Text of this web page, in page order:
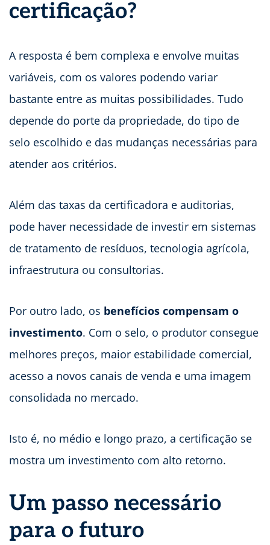
certificação?
A resposta é bem complexa e envolve muitas
variáveis, com os valores podendo variar
bastante entre as muitas possibilidades. Tudo
depende do porte da propriedade, do tipo de
selo escolhido e das mudanças necessárias para
atender aos critérios.
Além das taxas da certificadora e auditorias,
pode haver necessidade de investir em sistemas
de tratamento de resíduos, tecnologia agrícola,
infraestrutura ou consultorias.
Por outro lado, os benefícios compensam o
investimento. Com o selo, o produtor consegue
melhores preços, maior estabilidade comercial,
acesso a novos canais de venda e uma imagem
consolidada no mercado.
Isto é, no médio e longo prazo, a certificação se
mostra um investimento com alto retorno.
Um passo necessário
para o futuro